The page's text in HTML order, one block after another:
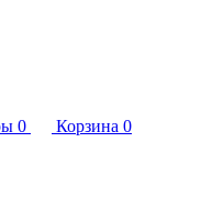
0 Корзина 0